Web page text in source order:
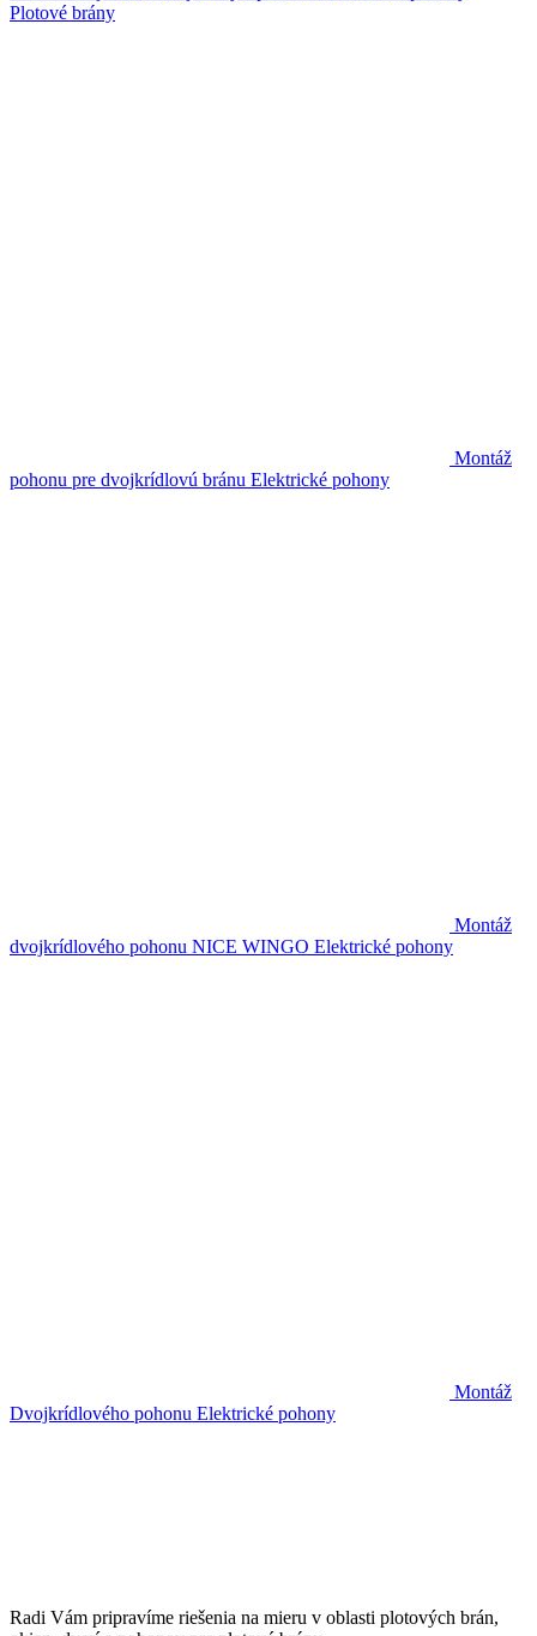
Plotové brány
Montáž
pohonu pre dvojkrídlovú bránu Elektrické pohony
Montáž
dvojkrídlového pohonu NICE WINGO Elektrické pohony
Montáž
Dvojkrídlového pohonu Elektrické pohony
Radi Vám pripravíme riešenia na mieru v oblasti plotových brán,